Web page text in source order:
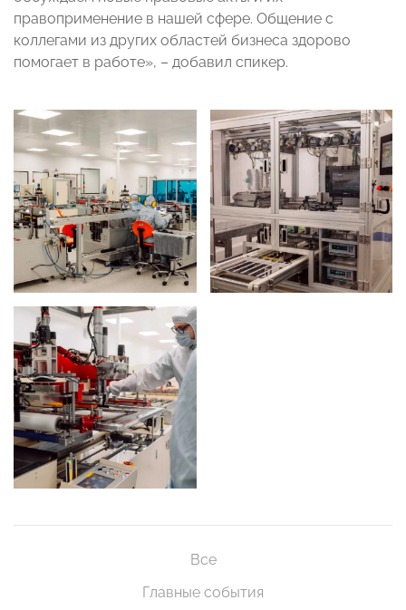
правоприменение в нашей сфере. Общение с
коллегами из других областей бизнеса здорово
помогает в работе», – добавил спикер.
Все
Главные события